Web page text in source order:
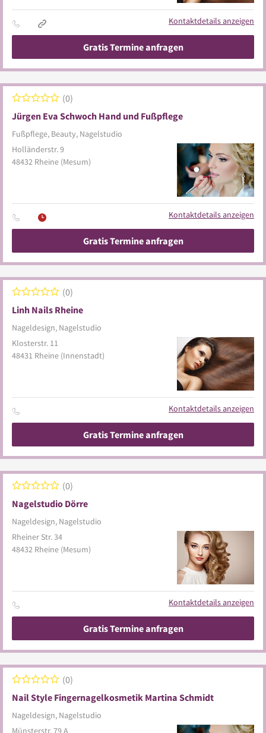
Kontaktdetails anzeigen
Gratis Termine anfragen
Jürgen Eva Schwoch Hand und Fußpflege
Fußpflege, Beauty, Nagelstudio
0
Holländerstr. 9
48432 Rheine (Mesum)
Kontaktdetails anzeigen
Gratis Termine anfragen
Linh Nails Rheine
Nageldesign, Nagelstudio
0
Klosterstr. 11
48431 Rheine (Innenstadt)
Kontaktdetails anzeigen
Gratis Termine anfragen
Nagelstudio Dörre
Nageldesign, Nagelstudio
0
Rheiner Str. 34
48432 Rheine (Mesum)
Kontaktdetails anzeigen
Gratis Termine anfragen
Nail Style Fingernagelkosmetik Martina Schmidt
Nageldesign, Nagelstudio
0
Münsterstr. 79 A